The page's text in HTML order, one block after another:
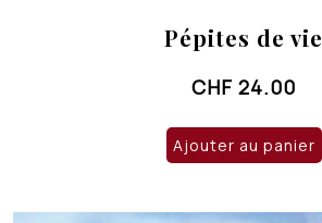
Pépites de vie
CHF 24.00
Ajouter au panier